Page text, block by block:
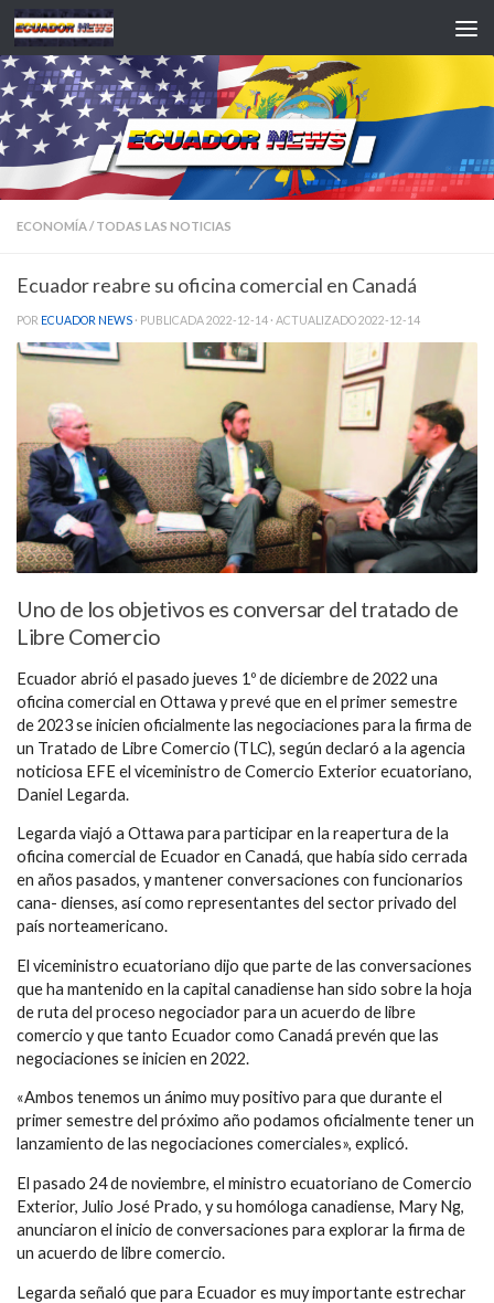
Saltar al contenido
ECONOMÍA/ TODAS LAS NOTICIAS
Ecuador reabre su oficina comercial en Canadá
POR ECUADOR NEWS · PUBLICADA2022-12-14 · ACTUALIZADO2022-12-14
Uno de los objetivos es conversar del tratado de
Libre Comercio
Ecuador abrió el pasado jueves 1º de diciembre de 2022 una
oficina comercial en Ottawa y prevé que en el primer semestre
de 2023 se inicien oficialmente las negociaciones para la firma de
un Tratado de Libre Comercio (TLC), según declaró a la agencia
noticiosa EFE el viceministro de Comercio Exterior ecuatoriano,
Daniel Legarda.
Legarda viajó a Ottawa para participar en la reapertura de la
oficina comercial de Ecuador en Canadá, que había sido cerrada
en años pasados, y mantener conversaciones con funcionarios
cana- dienses, así como representantes del sector privado del
país norteamericano.
El viceministro ecuatoriano dijo que parte de las conversaciones
que ha mantenido en la capital canadiense han sido sobre la hoja
de ruta del proceso negociador para un acuerdo de libre
comercio y que tanto Ecuador como Canadá prevén que las
negociaciones se inicien en 2022.
«Ambos tenemos un ánimo muy positivo para que durante el
primer semestre del próximo año podamos oficialmente tener un
lanzamiento de las negociaciones comerciales», explicó.
El pasado 24 de noviembre, el ministro ecuatoriano de Comercio
Exterior, Julio José Prado, y su homóloga canadiense, Mary Ng,
anunciaron el inicio de conversaciones para explorar la firma de
un acuerdo de libre comercio.
Legarda señaló que para Ecuador es muy importante estrechar